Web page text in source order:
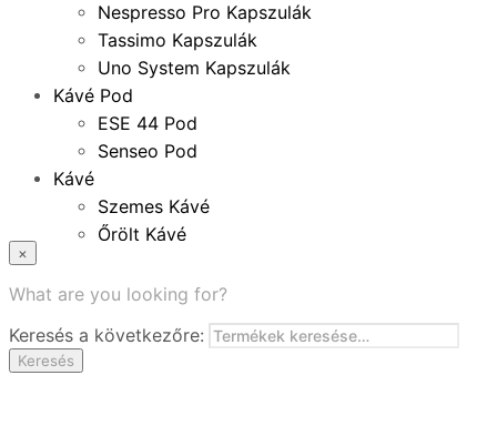
Nespresso Pro Kapszulák
Tassimo Kapszulák
Uno System Kapszulák
Kávé Pod
ESE 44 Pod
Senseo Pod
Kávé
Szemes Kávé
Őrölt Kávé
Instant Kávé
Zacskó Tea
Tartozékok
×
What are you looking for?
Keresés a következőre:
Keresés